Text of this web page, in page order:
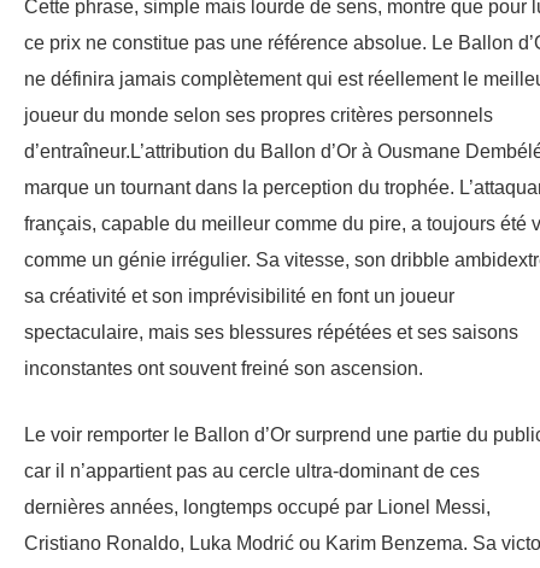
Cette phrase, simple mais lourde de sens, montre que pour
ce prix ne constitue pas une référence absolue. Le Ballon
ne définira jamais complètement qui est réellement le
joueur du monde selon ses propres critères personnels
d’entraîneur.L’attribution du Ballon d’Or à Ousmane
marque un tournant dans la perception du trophée.
français, capable du meilleur comme du pire, a toujours été
comme un génie irrégulier. Sa vitesse, son dribble
sa créativité et son imprévisibilité en font un joueur
spectaculaire, mais ses blessures répétées et ses saisons
inconstantes ont souvent freiné son ascension.
Le voir remporter le Ballon d’Or surprend une partie du
car il n’appartient pas au cercle ultra-dominant de ces
dernières années, longtemps occupé par Lionel Messi,
Cristiano Ronaldo, Luka Modrić ou Karim Benzema. Sa